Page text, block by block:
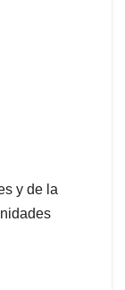
y de la